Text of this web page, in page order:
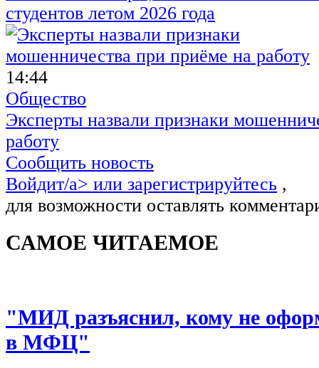
студентов летом 2026 года
14:44
Общество
Эксперты назвали признаки
работу
Сообщить новость
Войдит/a> или зарегистрируйтесь ,
для возможности оставлять
САМОЕ ЧИТАЕМОЕ
"МИД разъяснил, кому не
в МФЦ"